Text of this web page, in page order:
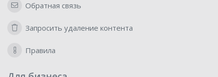
Обратная связь
Запросить удаление контента
Правила